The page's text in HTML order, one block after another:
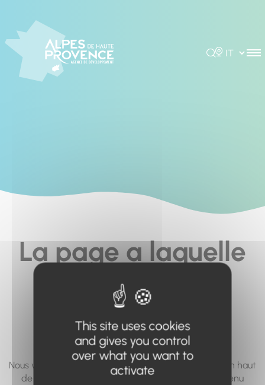
Rechercher
Choisir la
La page a laquelle
vous cherchez à
accéder n'existe
pas... ou plus.
Nous vous invitons à utiliser le moteur de recherche en haut
de page, ou à utiliser le menu pour trouver le contenu
This site uses cookies
and gives you control
over what you want to
activate